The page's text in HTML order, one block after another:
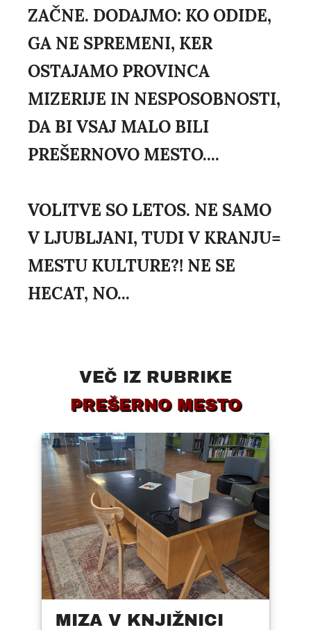
ZAČNE. DODAJMO: KO ODIDE,
GA NE SPREMENI, KER
OSTAJAMO PROVINCA
MIZERIJE IN NESPOSOBNOSTI,
DA BI VSAJ MALO BILI
PREŠERNOVO MESTO....
VOLITVE SO LETOS. NE SAMO
V LJUBLJANI, TUDI V KRANJU=
MESTU KULTURE?! NE SE
HECAT, NO...
VEČ IZ RUBRIKE
PREŠERNO MESTO
MIZA V KNJIŽNICI